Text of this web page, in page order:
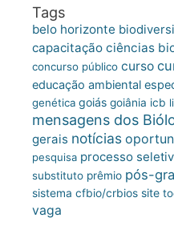
Tags
belo horizonte
capacitação ciências
concurso público curso
educação ambiental
genética goiás goiânia icb
mensagens dos
gerais notícias
pesquisa processo
substituto prêmio pós-
sistema cfbio/crbios site
vaga